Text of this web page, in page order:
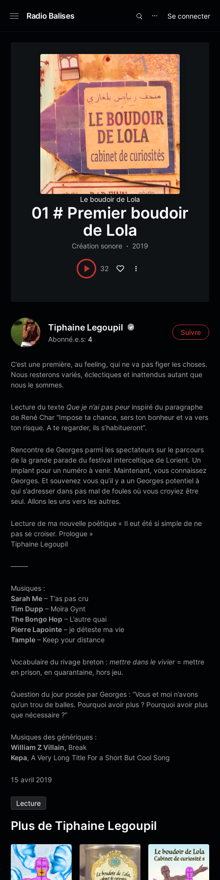
Radio Balises ⋯ Se connecter
Le boudoir de Lola
01 # Premier boudoir
de Lola
Création sonore 2019
32
Tiphaine Legoupil
Abonné.e.s: 4
Suivre
C’est une première, au feeling, qui ne va pas figer les choses.
Nous resterons variés, éclectiques et inattendus autant que
nous le sommes.
Lecture du texte Que je n’ai pas peur inspiré du paragraphe
de René Char “Impose ta chance, sers ton bonheur et va vers
ton risque. A te regarder, ils s’habitueront”.
Rencontre de Georges parmi les spectateurs sur le parcours
de la grande parade du festival interceltique de Lorient. Un
implant pour un numéro à venir. Maintenant, vous connaissez
Georges. Et souvenez vous qu’il y a un Georges potentiel à
qui s’adresser dans pas mal de foules où vous croyiez être
seul. Allons les uns vers les autres.
Lecture de ma nouvelle poétique « Il eut été si simple de ne
pas se croiser. Prologue »
Tiphaine Legoupil
——–
Musiques :
Sarah Me – T’as pas cru
Tim Dupp – Moïra Gynt
The Bongo Hop – L’autre quai
Pierre Lapointe – je déteste ma vie
Tample – Keep your distance
Vocabulaire du rivage breton :mettre dans le vivier= mettre
en prison, en quarantaine, hors jeu.
Question du jour posée par Georges : “Vous et moi n’avons
qu’un trou de balles. Pourquoi avoir plus ? Pourquoi avoir plus
que nécessaire ?”
Musiques des génériques :
William Z Villain, Break
Kepa, A Very Long Title For a Short But Cool Song
15 avril 2019
Lecture
Plus de Tiphaine Legoupil